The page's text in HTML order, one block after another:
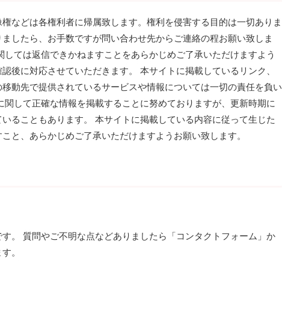
などは各権利者に帰属致します。権利を侵害する目的は一切ありま
したら、お手数ですが問い合わせ先からご連絡の程お願い致しま
ては返信できかねますことをあらかじめご了承いただけますよう
後に対応させていただきます。 本サイトに掲載しているリンク、
動先で提供されているサービスや情報については一切の責任を負い
して正確な情報を掲載することに努めておりますが、更新時期に
ることもあります。 本サイトに掲載している内容に従って生じた
と、あらかじめご了承いただけますようお願い致します。
。 質問やご不明な点などありましたら「コンタクトフォーム」か
。